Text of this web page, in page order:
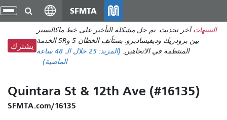
انتقل
إلى
المحتوى
الرئيسي
SFMTA
التنبيهات آخر تحديث: تم حل مشكلة التأخير على خط ماكاليستر
بين برودريك وديفيساديرو. يستأنف الخطان 5 و5R الخدمة
المنتظمة في الاتجاهين. (المزيد: 25
خلال الـ 48 ساعة
الماضية)
يشترك
Quintara St & 12th Ave (#16135)
SFMTA.com/16135